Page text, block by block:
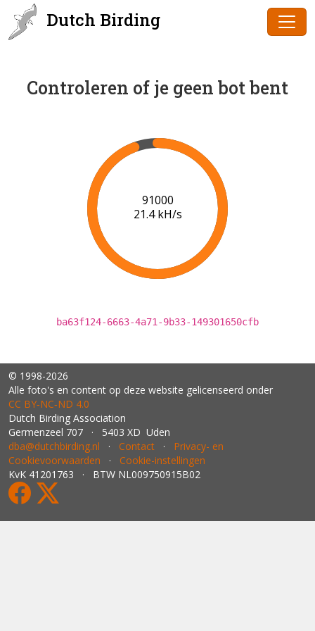
Dutch Birding
Controleren of je geen bot bent
91000
21.4 kH/s
ba63f124-6663-4a71-9b33-149301650cfb
© 1998-2026
Alle foto's en content op deze website gelicenseerd onder
CC BY‑NC‑ND 4.0
Dutch Birding Association
Germenzeel 707 · 5403 XD Uden
dba@dutchbirding.nl · Contact · Privacy- en
Cookievoorwaarden · Cookie-instellingen
KvK 41201763 · BTW NL009750915B02